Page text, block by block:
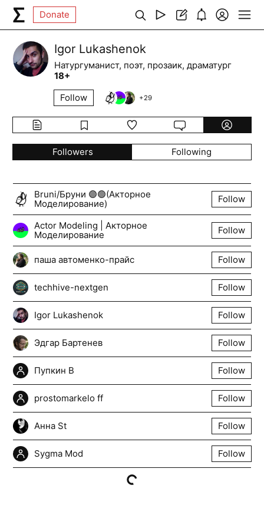
Donate
Igor Lukashenok
Натургуманист, поэт, прозаик, драматург
18+
Follow
+29
Followers Following
Bruni/Бруни 🟣🟢(Акторное
Моделирование)
Follow
Actor Modeling | Акторное
Моделирование
Follow
паша автоменко-прайс Follow
techhive-nextgen Follow
Igor Lukashenok Follow
Эдгар Бартенев Follow
Пупкин В Follow
prostomarkelo ff Follow
Анна St Follow
Sygma Mod Follow